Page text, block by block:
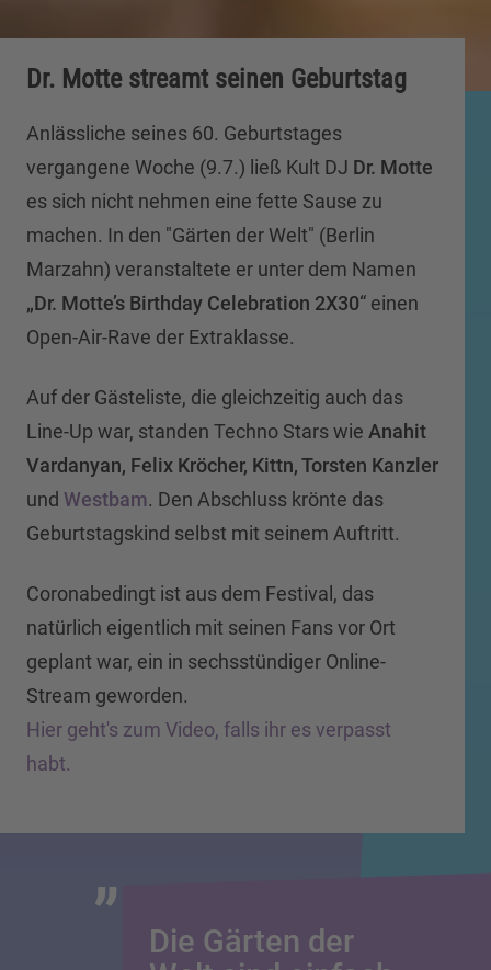
Dr. Motte streamt seinen Geburtstag
Anlässliche seines 60. Geburtstages
vergangene Woche (9.7.) ließ Kult DJ Dr. Motte
es sich nicht nehmen eine fette Sause zu
machen. In den "Gärten der Welt" (Berlin
Marzahn) veranstaltete er unter dem Namen
„Dr. Motte’s Birthday Celebration 2X30“ einen
Open-Air-Rave der Extraklasse.
Auf der Gästeliste, die gleichzeitig auch das
Line-Up war, standen Techno Stars wie Anahit
Vardanyan, Felix Kröcher, Kittn, Torsten Kanzler
und Westbam. Den Abschluss krönte das
Geburtstagskind selbst mit seinem Auftritt.
Coronabedingt ist aus dem Festival, das
natürlich eigentlich mit seinen Fans vor Ort
geplant war, ein in sechsstündiger Online-
Stream geworden.
Hier geht's zum Video, falls ihr es verpasst
habt.
Die Gärten der